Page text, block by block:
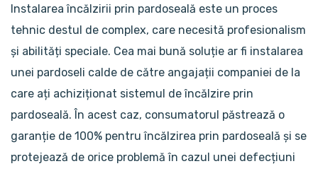
Instalarea încălzirii prin pardoseală este un proces
tehnic destul de complex, care necesită profesionalism
și abilități speciale. Cea mai bună soluție ar fi instalarea
unei pardoseli calde de către angajații companiei de la
care ați achiziționat sistemul de încălzire prin
pardoseală. În acest caz, consumatorul păstrează o
garanție de 100% pentru încălzirea prin pardoseală și se
protejează de orice problemă în cazul unei defecțiuni